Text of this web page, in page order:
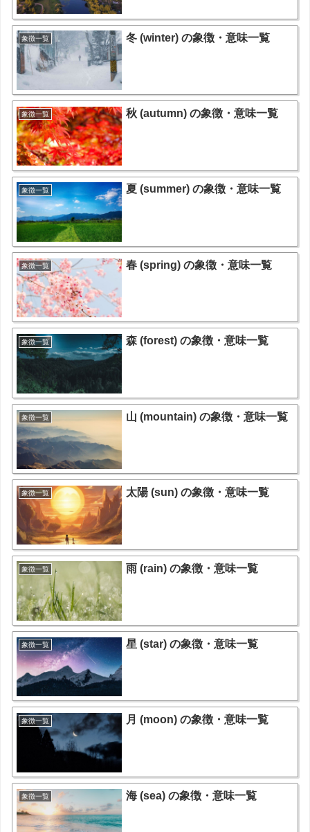
象徴一覧 冬 (winter) の象徴・意味一覧
象徴一覧 秋 (autumn) の象徴・意味一覧
象徴一覧 夏 (summer) の象徴・意味一覧
象徴一覧 春 (spring) の象徴・意味一覧
象徴一覧 森 (forest) の象徴・意味一覧
象徴一覧 山 (mountain) の象徴・意味一覧
象徴一覧 太陽 (sun) の象徴・意味一覧
象徴一覧 雨 (rain) の象徴・意味一覧
象徴一覧 星 (star) の象徴・意味一覧
象徴一覧 月 (moon) の象徴・意味一覧
象徴一覧 海 (sea) の象徴・意味一覧